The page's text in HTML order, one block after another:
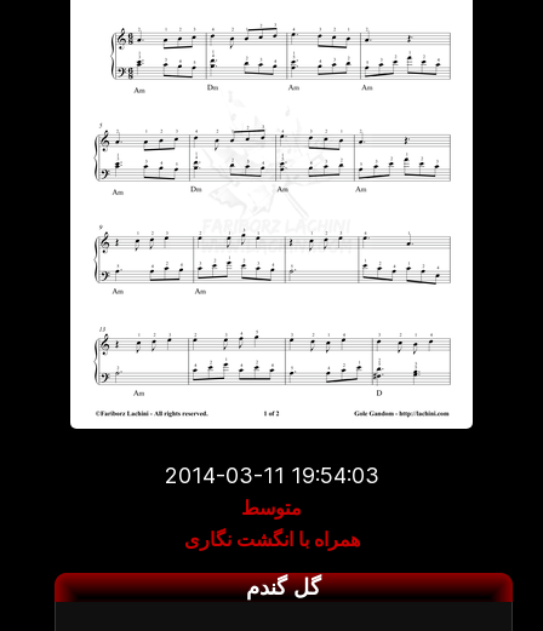
2014-03-11 19:54:03
متوسط
همراه با انگشت نگاری
گل گندم